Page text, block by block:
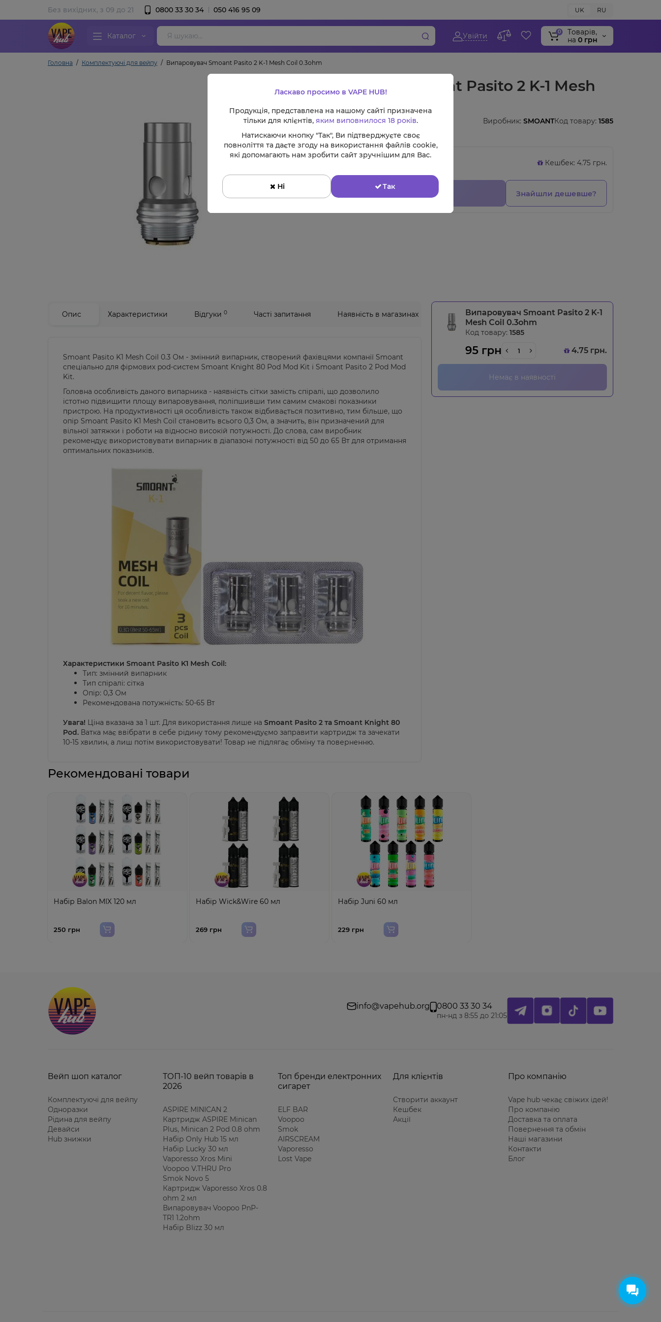
Без вихідних, з 09 до 21 0800 33 30 34 050 416 95 09 UK RU
Каталог Увійти 0
Tоварів,
на 0 грн
Головна Комплектуючі для вейпу Випаровувач Smoant Pasito 2 K-1 Mesh Coil 0.3ohm
Випаровувач Smoant Pasito 2 K-1 Mesh
Coil 0.3ohm
Виробник: SMOANTКод товару: 1585
Ціна:
Кешбек: 4.75 грн.
Немає в наявності Знайшли дешевше?
Опис Характеристики Відгуки 0 Часті запитання Наявність в магазинах
Smoant Pasito K1 Mesh Coil 0.3 Ом - змінний випарник, створений фахівцями компанії Smoant
спеціально для фірмових pod-систем Smoant Knight 80 Pod Mod Kit і Smoant Pasito 2 Pod Mod
Kit.
Головна особливість даного випарника - наявність сітки замість спіралі, що дозволило
істотно підвищити площу випаровування, поліпшивши тим самим смакові показники
пристрою. На продуктивності ця особливість також відбивається позитивно, тим більше, що
опір Smoant Pasito K1 Mesh Coil становить всього 0,3 Ом, а значить, він призначений для
вільної затяжки і роботи на відносно високій потужності. До слова, сам виробник
рекомендує використовувати випарник в діапазоні потужності від 50 до 65 Вт для отримання
оптимальних показників.
Характеристики Smoant Pasito K1 Mesh Coil:
Тип: змінний випарник
Тип спіралі: сітка
Опір: 0,3 Ом
Рекомендована потужність: 50-65 Вт
Увага! Ціна вказана за 1 шт. Для використання лише на Smoant Pasito 2 та Smoant Knight 80
Pod. Ватка має ввібрати в себе рідину тому рекомендуємо заправити картридж та зачекати
10-15 хвилин, а лиш потім використовувати! Товар не підлягає обміну та поверненню.
Випаровувач Smoant Pasito 2 K-1
Mesh Coil 0.3ohm
Код товару:1585
95 грн 4.75 грн.
Немає в наявності
Рекомендовані товари
Набір Balon MIX 120 мл
250 грн
Набір Wick&Wire 60 мл
269 грн
Набір Juni 60 мл
229 грн
0800 33 30 34
пн-нд з 8:55 до 21:05
info@vapehub.org
Вейп шоп каталог
Комплектуючі для вейпу
Одноразки
Рідина для вейпу
Девайси
Hub знижки
ТОП-10 вейп товарів в
2026
ASPIRE MINICAN 2
Картридж ASPIRE Minican
Plus, Minican 2 Pod 0.8 ohm
Набір Only Hub 15 мл
Набір Lucky 30 мл
Vaporesso Xros Mini
Voopoo V.THRU Pro
Smok Novo 5
Картридж Vaporesso Xros 0.8
ohm 2 мл
Випаровувач Voopoo PnP-
TR1 1.2ohm
Набір Blizz 30 мл
Топ бренди електронних
сигарет
ELF BAR
Voopoo
Smok
AIRSCREAM
Vaporesso
Lost Vape
Для клієнтів
Створити аккаунт
Кешбек
Акції
Про компанію
Vape hub чекає свіжих ідей!
Про компанію
Доставка та оплата
Повернення та обмін
Наші магазини
Контакти
Блог
Ласкаво просимо в VAPE HUB!
Продукція, представлена на нашому сайті призначена
тільки для клієнтів, яким виповнилося 18 років.
Натискаючи кнопку "Так", Ви підтверджуєте своє
повноліття та даєте згоду на використання файлів cookie,
які допомагають нам зробити сайт зручнішим для Вас.
Ні Так